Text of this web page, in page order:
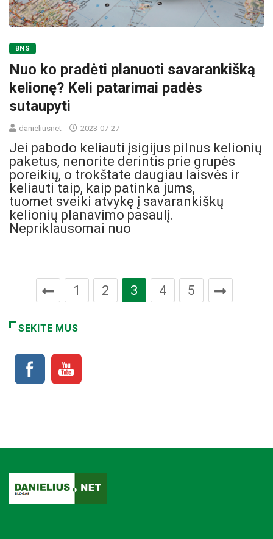
BNS
Nuo ko pradėti planuoti savarankišką
kelionę? Keli patarimai padės
sutaupyti
danieliusnet 2023-07-27
Jei pabodo keliauti įsigijus pilnus kelionių
paketus, nenorite derintis prie grupės
poreikių, o trokštate daugiau laisvės ir
keliauti taip, kaip patinka jums,
tuomet sveiki atvykę į savarankiškų
kelionių planavimo pasaulį.
Nepriklausomai nuo
1 2 3 4 5
SEKITE MUS